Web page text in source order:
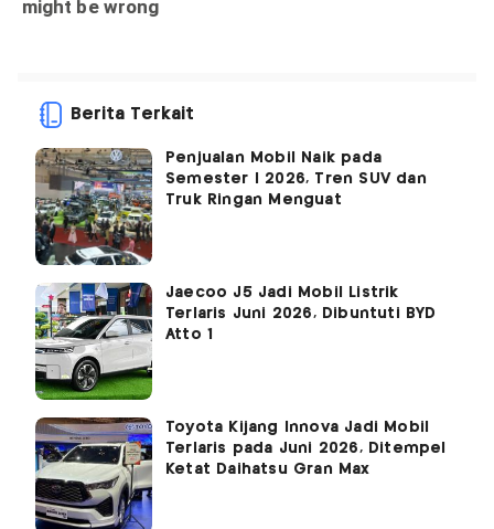
Berita Terkait
Penjualan Mobil Naik pada
Semester I 2026, Tren SUV dan
Truk Ringan Menguat
Jaecoo J5 Jadi Mobil Listrik
Terlaris Juni 2026, Dibuntuti BYD
Atto 1
Toyota Kijang Innova Jadi Mobil
Terlaris pada Juni 2026, Ditempel
Ketat Daihatsu Gran Max